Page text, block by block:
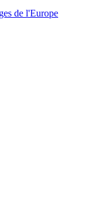
de l'Europe